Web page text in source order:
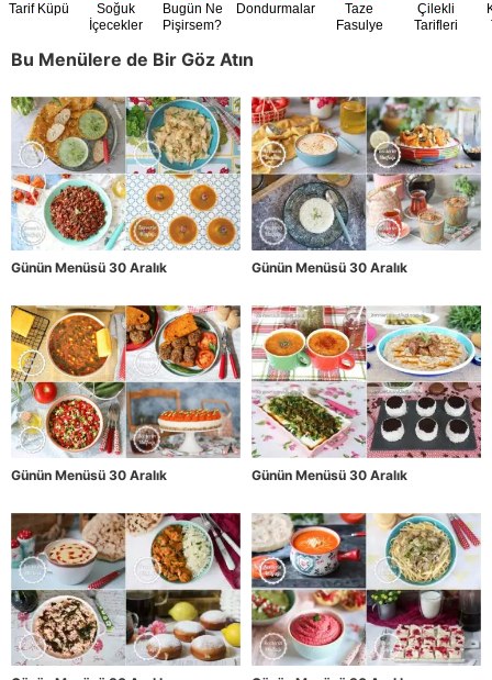
Tarif Küpü
Soğuk
İçecekler
Bugün Ne
Pişirsem?
Dondurmalar
Taze
Fasulye
Çilekli
Tarifleri
Bu Menülere de Bir Göz Atın
Günün Menüsü 30 Aralık Günün Menüsü 30 Aralık
Günün Menüsü 30 Aralık Günün Menüsü 30 Aralık